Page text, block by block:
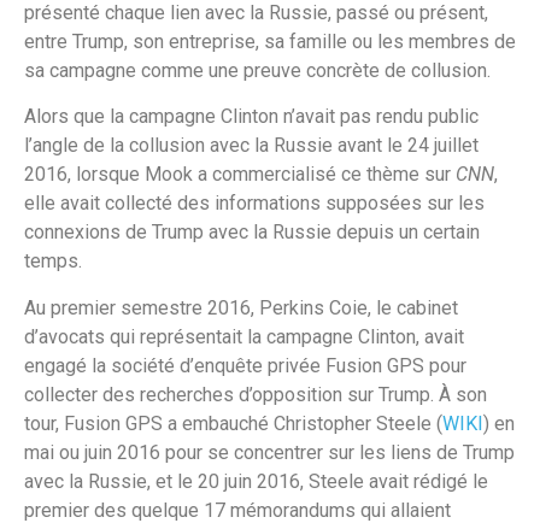
présenté chaque lien avec la Russie, passé ou présent,
entre Trump, son entreprise, sa famille ou les membres de
sa campagne comme une preuve concrète de collusion.
Alors que la campagne Clinton n’avait pas rendu public
l’angle de la collusion avec la Russie avant le 24 juillet
2016, lorsque Mook a commercialisé ce thème sur CNN,
elle avait collecté des informations supposées sur les
connexions de Trump avec la Russie depuis un certain
temps.
Au premier semestre 2016, Perkins Coie, le cabinet
d’avocats qui représentait la campagne Clinton, avait
engagé la société d’enquête privée Fusion GPS pour
collecter des recherches d’opposition sur Trump. À son
tour, Fusion GPS a embauché Christopher Steele (WIKI) en
mai ou juin 2016 pour se concentrer sur les liens de Trump
avec la Russie, et le 20 juin 2016, Steele avait rédigé le
premier des quelque 17 mémorandums qui allaient